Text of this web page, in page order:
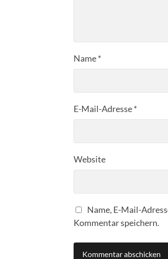
Name*
E-Mail-Adresse*
Website
Name, E-Mail-
Kommentar speichern.